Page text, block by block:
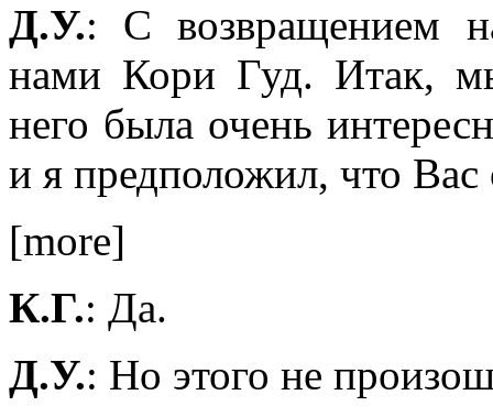
Д.У.: С возвращением
нами Кори Гуд. Итак,
него была очень
и я предположил, что
[more]
К.Г.: Да.
Д.У.: Но этого не